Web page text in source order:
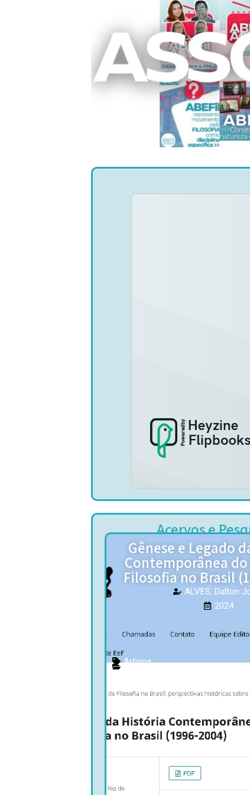
Acervos e
Gênese e Legado
Contemporânea
Filosofia no Brasil
ALVES, Dalton
2024
Artigos
Acervo do Ensino de Filosofia